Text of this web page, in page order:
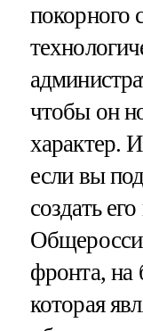
покорного
чтобы он
характер.
если вы
создать
фронта, на
которая